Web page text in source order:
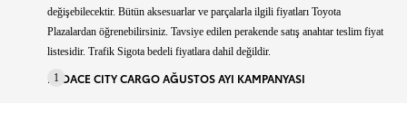
değişebilecektir. Bütün aksesuarlar ve parçalarla ilgili fiyatları Toyota
Plazalardan öğrenebilirsiniz. Tavsiye edilen perakende satış anahtar teslim fiyat
listesidir. Trafik Sigota bedeli fiyatlara dahil değildir.
1
PROACE CITY CARGO AĞUSTOS AYI KAMPANYASI